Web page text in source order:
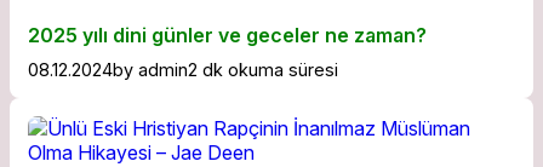
2025 yılı dini günler ve geceler ne zaman?
08.12.2024by admin2 dk okuma süresi